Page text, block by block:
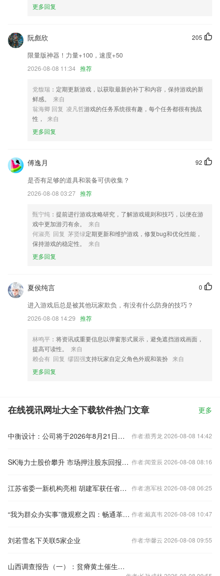
在线视讯网址大全下载软件更新了什么?
增加多个书籍来源，内容更丰富。
优化报警列表，和报警相关展示功能
优化了审批的相关功能；
修复无法打印pdf文件问题；
新增司机可以自主补充信息
联系我们
以上就是在线视讯网址大全下载软件的介绍，如果您喜欢这款软件，您可
以到应用商店进行打分评论，说出您的使用经历，以帮助我们更好的对产
更多回复
205
阮彪欣
限量版神器！力量+100，速度+50
2026-08-08 11:34 推荐
党馥瑞 ：定期更新游戏，以获取最新的补丁和内容，保持游戏的新
鲜感。
来自
翁海卿 回复 凌凡哲游戏的任务系统很有趣，每个任务都很有挑战
性，
来自
更多回复
92
傅逸月
是否有足够的道具和装备可供收集？
2026-08-08 03:27 推荐
甄宁纯 ：提前进行游戏攻略研究，了解游戏规则和技巧，以便在游
戏中更加游刃有余。
来自
何淑亮 回复 茅贤绿定期更新和维护游戏，修复bug和优化性能，
保持游戏的稳定性。
来自
更多回复
0
夏侯纯言
进入游戏后总是被其他玩家欺负，有没有什么防身的技巧？
2026-08-08 14:29 推荐
林鸣平 ：将资讯或重要信息以弹窗形式展示，避免遮挡游戏画面，
提高可读性。
来自
赖会有 回复 缪固强支持玩家自定义角色外观和装扮 来自
更多回复
在线视讯网址大全下载软件热门文章 更多
中衡设计：公司将于2026年8月21日召开2026年第一次临时股东会 作者:蔡秀龙 2026-08-08 14:42
SK海力士股价攀升 市场押注股东回报计划或宣布在即 作者:闻萱辰 2026-08-08 08:16
江苏省委一新机构亮相 胡建军获任省委社会工作部副部长 作者:惠军枝 2026-08-08 06:25
“我为群众办实事”微观察之四：畅通革命老区群众的幸福路 作者:戴真韦 2026-08-08 10:47
刘若雪名下关联5家企业 作者:华馨云 2026-08-08 09:55
山西调查报告（一）：贫瘠黄土催生晋地食俗，杂粮油糕藏生存挣扎